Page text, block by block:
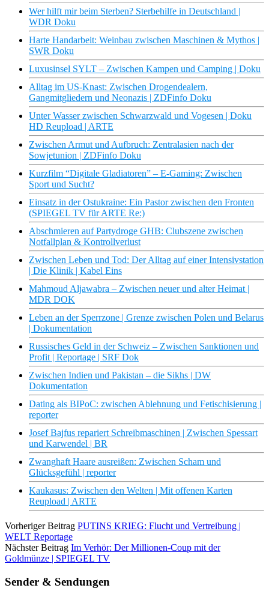
Wer hilft mir beim Sterben? Sterbehilfe in Deutschland |
WDR Doku
Harte Handarbeit: Weinbau zwischen Maschinen & Mythos |
SWR Doku
Luxusinsel SYLT – Zwischen Kampen und Camping | Doku
Alltag im US-Knast: Zwischen Drogendealern,
Gangmitgliedern und Neonazis | ZDFinfo Doku
Unter Wasser zwischen Schwarzwald und Vogesen | Doku
HD Reupload | ARTE
Zwischen Armut und Aufbruch: Zentralasien nach der
Sowjetunion | ZDFinfo Doku
Kurzfilm “Digitale Gladiatoren” – E-Gaming: Zwischen
Sport und Sucht?
Einsatz in der Ostukraine: Ein Pastor zwischen den Fronten
(SPIEGEL TV für ARTE Re:)
Abschmieren auf Partydroge GHB: Clubszene zwischen
Notfallplan & Kontrollverlust
Zwischen Leben und Tod: Der Alltag auf einer Intensivstation
| Die Klinik | Kabel Eins
Mahmoud Aljawabra – Zwischen neuer und alter Heimat |
MDR DOK
Leben an der Sperrzone | Grenze zwischen Polen und Belarus
| Dokumentation
Russisches Geld in der Schweiz – Zwischen Sanktionen und
Profit | Reportage | SRF Dok
Zwischen Indien und Pakistan – die Sikhs | DW
Dokumentation
Dating als BIPoC: zwischen Ablehnung und Fetischisierung |
reporter
Josef Bajfus repariert Schreibmaschinen | Zwischen Spessart
und Karwendel | BR
Zwanghaft Haare ausreißen: Zwischen Scham und
Glücksgefühl | reporter
Kaukasus: Zwischen den Welten | Mit offenen Karten
Reupload | ARTE
Vorheriger Beitrag PUTINS KRIEG: Flucht und Vertreibung |
WELT Reportage
Nächster Beitrag Im Verhör: Der Millionen-Coup mit der
Goldmünze | SPIEGEL TV
Sender & Sendungen